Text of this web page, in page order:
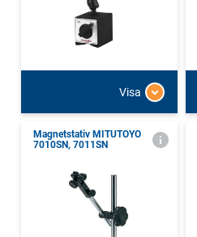
Visa
Magnetstativ MITUTOYO
7010SN, 7011SN